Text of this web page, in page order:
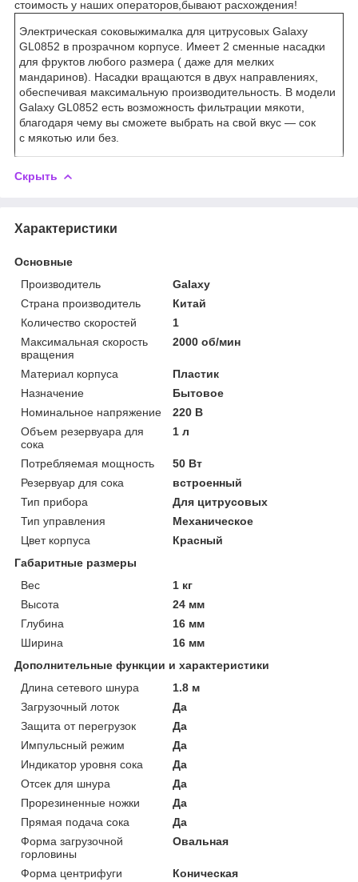
стоимость у наших операторов,бывают расхождения!
Электрическая соковыжималка для цитрусовых Galaxy
GL0852 в прозрачном корпусе. Имеет 2 сменные насадки
для фруктов любого размера ( даже для мелких
мандаринов). Насадки вращаются в двух направлениях,
обеспечивая максимальную производительность. В модели
Galaxy GL0852 есть возможность фильтрации мякоти,
благодаря чему вы сможете выбрать на свой вкус — сок
с мякотью или без.
Скрыть
Характеристики
Основные
Производитель
Galaxy
Страна производитель
Китай
Количество скоростей
1
Максимальная скорость
вращения
2000 об/мин
Материал корпуса
Пластик
Назначение
Бытовое
Номинальное напряжение
220 В
Объем резервуара для
сока
1 л
Потребляемая мощность
50 Вт
Резервуар для сока
встроенный
Тип прибора
Для цитрусовых
Тип управления
Механическое
Цвет корпуса
Красный
Габаритные размеры
Вес
1 кг
Высота
24 мм
Глубина
16 мм
Ширина
16 мм
Дополнительные функции и характеристики
Длина сетевого шнура
1.8 м
Загрузочный лоток
Да
Защита от перегрузок
Да
Импульсный режим
Да
Индикатор уровня сока
Да
Отсек для шнура
Да
Прорезиненные ножки
Да
Прямая подача сока
Да
Форма загрузочной
горловины
Овальная
Форма центрифуги
Коническая